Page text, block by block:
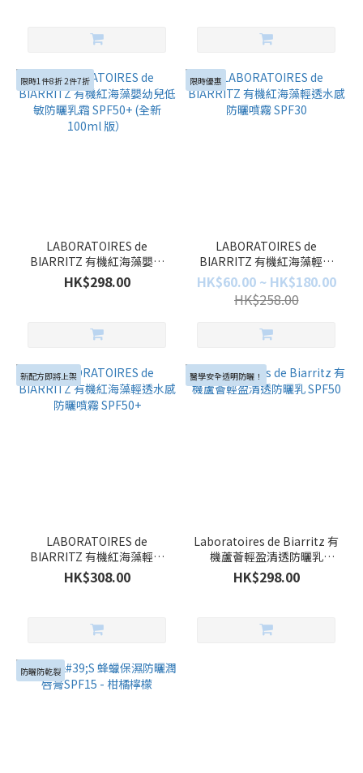
限時1件8折 2件7折
LABORATOIRES de
BIARRITZ 有機紅海藻嬰幼
兒低敏防曬乳霜 SPF50+ (全
新100ml 版）
HK$298.00
限時優惠
LABORATOIRES de
BIARRITZ 有機紅海藻輕透
水感防曬噴霧 SPF30
HK$60.00 ~ HK$180.00
HK$258.00
新配方即將上架
LABORATOIRES de
BIARRITZ 有機紅海藻輕透
水感防曬噴霧 SPF50+
HK$308.00
醫學安全透明防曬！
Laboratoires de Biarritz 有
機蘆薈輕盈清透防曬乳
SPF50
HK$298.00
防曬防乾裂